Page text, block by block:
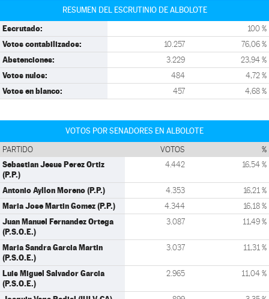
RESUMEN DEL ESCRUTINIO DE ALBOLOTE
Escrutado: 100 %
Votos contabilizados: 10.257 76,06 %
Abstenciones: 3.229 23,94 %
Votos nulos: 484 4,72 %
Votos en blanco: 457 4,68 %
VOTOS POR SENADORES EN ALBOLOTE
PARTIDO VOTOS %
Sebastian Jesus Perez Ortiz
(P.P.)
4.442 16,54 %
Antonio Ayllon Moreno (P.P.) 4.353 16,21 %
Maria Jose Martin Gomez (P.P.) 4.344 16,18 %
Juan Manuel Fernandez Ortega
(P.S.O.E.)
3.087 11,49 %
Maria Sandra Garcia Martin
(P.S.O.E.)
3.037 11,31 %
Luis Miguel Salvador Garcia
(P.S.O.E.)
2.965 11,04 %